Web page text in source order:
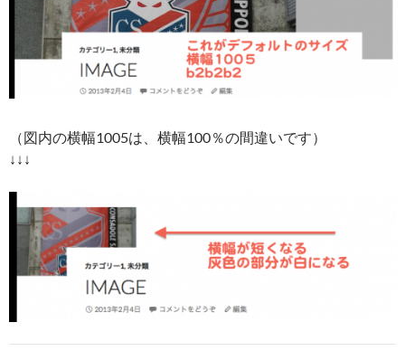
（図内の横幅1005は、横幅100％の間違いです）
↓↓↓